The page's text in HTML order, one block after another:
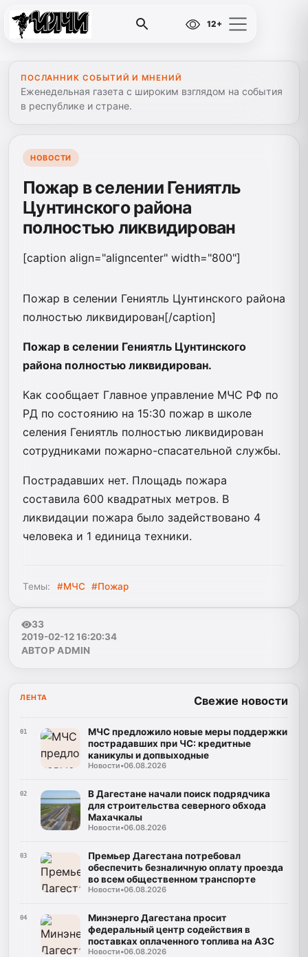
12+
ПОСЛАННИК СОБЫТИЙ И МНЕНИЙ
Еженедельная газета с широким взглядом на события
в республике и стране.
НОВОСТИ
Пожар в селении Гениятль
Цунтинского района
полностью ликвидирован
[caption align="aligncenter" width="800"]
Пожар в селении Гениятль Цунтинского района
полностью ликвидирован[/caption]
Пожар в селении Гениятль Цунтинского
района полностью ликвидирован.
Как сообщает Главное управление МЧС РФ по
РД по состоянию на 15:30 пожар в школе
селения Гениятль полностью ликвидирован
сотрудниками пожарно-спасательной службы.
Пострадавших нет. Площадь пожара
составила 600 квадратных метров. В
ликвидации пожара было задействовано 4
человека и 1 единица техники.
Темы: #МЧС #Пожар
33
2019-02-12 16:20:34
АВТОР ADMIN
ЛЕНТА Свежие новости
01
МЧС предложило новые меры поддержки
пострадавших при ЧС: кредитные
каникулы и допвыходные
Новости•06.08.2026
02
В Дагестане начали поиск подрядчика
для строительства северного обхода
Махачкалы
Новости•06.08.2026
03
Премьер Дагестана потребовал
обеспечить безналичную оплату проезда
во всем общественном транспорте
Новости•06.08.2026
04
Минэнерго Дагестана просит
федеральный центр содействия в
поставках оплаченного топлива на АЗС
Новости•06.08.2026